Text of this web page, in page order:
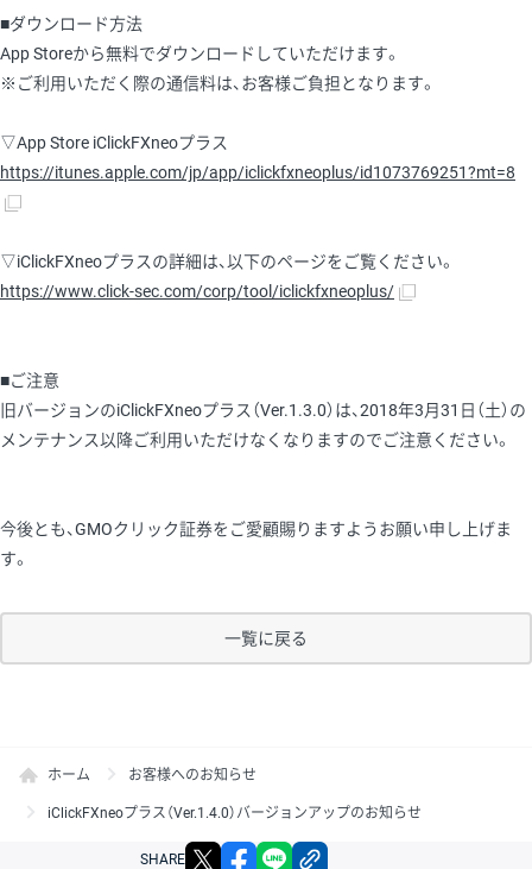
■ダウンロード方法
App Storeから無料でダウンロードしていただけます。
※ご利用いただく際の通信料は、お客様ご負担となります。
▽App Store iClickFXneoプラス
https://itunes.apple.com/jp/app/iclickfxneoplus/id1073769251?mt=8
▽iClickFXneoプラスの詳細は、以下のページをご覧ください。
https://www.click-sec.com/corp/tool/iclickfxneoplus/
■ご注意
旧バージョンのiClickFXneoプラス（Ver.1.3.0）は、2018年3月31日（土）の
メンテナンス以降ご利用いただけなくなりますのでご注意ください。
今後とも、GMOクリック証券をご愛顧賜りますようお願い申し上げま
す。
一覧に戻る
ホーム お客様へのお知らせ
iClickFXneoプラス（Ver.1.4.0）バージョンアップのお知らせ
SHARE X facebook